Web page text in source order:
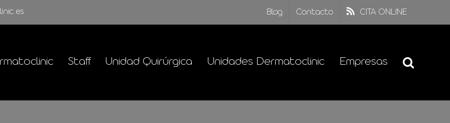
Blog Contacto CITA ONLINE
Staff Unidad Quirúrgica Unidades Dermatoclinic Empresas